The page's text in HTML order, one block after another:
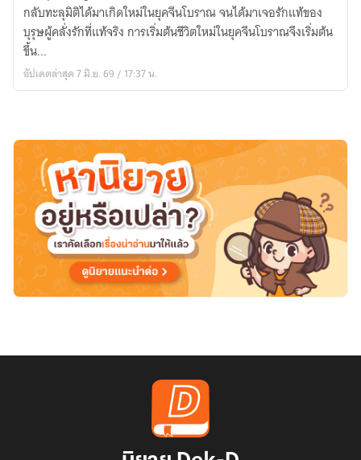
ใน
ยุค
จีน
โบราณ
มี
E-
book
กลับทะลุมิติได้มาเกิดใหม่ในยุคจีนโบราณ จนได้มาเจอรักแท้ของ
บุรุษผู้คลั่งรักที่แท้จริง การเริ่มต้นชีวิตใหม่ในยุคจีนโบราณจึงเริ่มต้น
ขึ้น...
อัปเดตล่าสุด 7 มิ.ย. 69 / 17:37 น.